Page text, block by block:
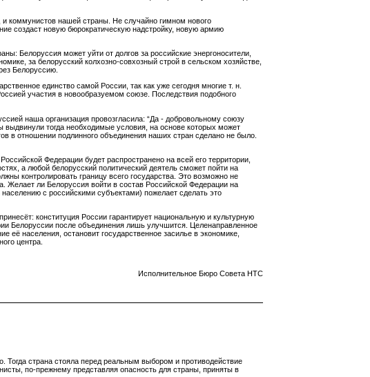
коммунистов нашей страны. Не случайно гимном нового
создаст новую бюрократическую надстройку, новую армию
Белоруссия может уйти от долгов за российские энергоносители,
за белорусский колхозно-совхозный строй в сельском хозяйстве,
Белоруссию.
единство самой России, так как уже сегодня многие т. н.
участия в новообразуемом союзе. Последствия подобного
наша организация провозгласила: “Да - добровольному союзу
тогда необходимые условия, на основе которых может
в отношении подлинного объединения наших стран сделано не было.
Федерации будет распространено на всей его территории,
а любой белорусский политический деятель сможет пойти на
контролировать границу всего государства. Это возможно не
Желает ли Белоруссия войти в состав Российской Федерации на
с российскими субъектами) пожелает сделать это
конституция России гарантирует национальную и культурную
Белоруссии после объединения лишь улучшится. Целенаправленное
населения, остановит государственное засилье в экономике,
центра.
Исполнительное Бюро Совета НТС
Тогда страна стояла перед реальным выбором и противодействие
по-прежнему представляя опасность для страны, приняты в